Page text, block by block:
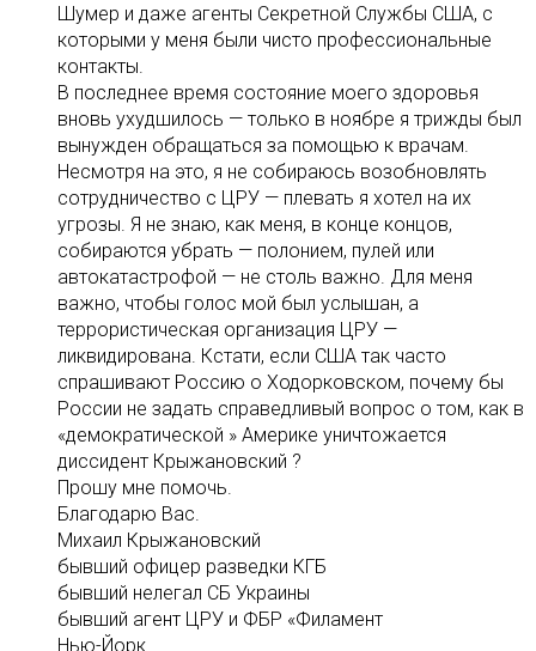
Шумер и даже агенты Секретной Службы США, с
которыми у меня были чисто профессиональные
контакты.
В последнее время состояние моего здоровья
вновь ухудшилось — только в ноябре я трижды был
вынужден обращаться за помощью к врачам.
Несмотря на это, я не собираюсь возобновлять
сотрудничество с ЦРУ — плевать я хотел на их
угрозы. Я не знаю, как меня, в конце концов,
собираются убрать — полонием, пулей или
автокатастрофой — не столь важно. Для меня
важно, чтобы голос мой был услышан, а
террористическая организация ЦРУ —
ликвидирована. Кстати, если США так часто
спрашивают Россию о Ходорковском, почему бы
России не задать справедливый вопрос о том, как в
«демократической » Америке уничтожается
диссидент Крыжановский ?
Прошу мне помочь.
Благодарю Вас.
Михаил Крыжановский
бывший офицер разведки КГБ
бывший нелегал СБ Украины
бывший агент ЦРУ и ФБР «Филамент
Нью-Йорк